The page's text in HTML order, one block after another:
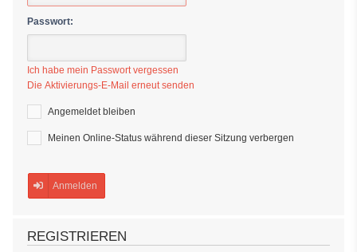
Passwort:
Ich habe mein Passwort vergessen
Die Aktivierungs-E-Mail erneut senden
Angemeldet bleiben
Meinen Online-Status während dieser Sitzung verbergen
Anmelden
REGISTRIEREN